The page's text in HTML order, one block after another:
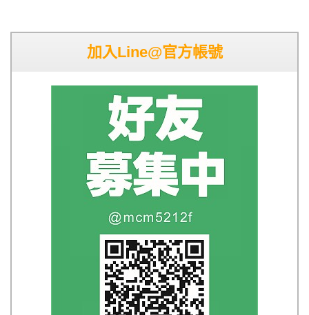
加入Line@官方帳號